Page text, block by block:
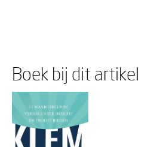
Boek bij dit artikel